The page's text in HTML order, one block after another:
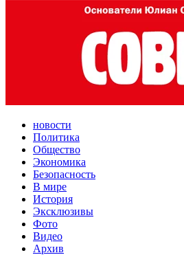
новости
Политика
Общество
Экономика
Безопасность
В мире
История
Эксклюзивы
Фото
Видео
Архив